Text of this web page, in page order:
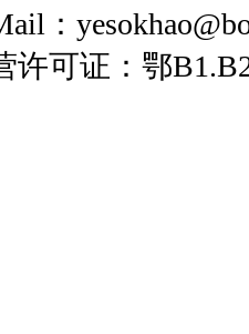
：
可证：鄂